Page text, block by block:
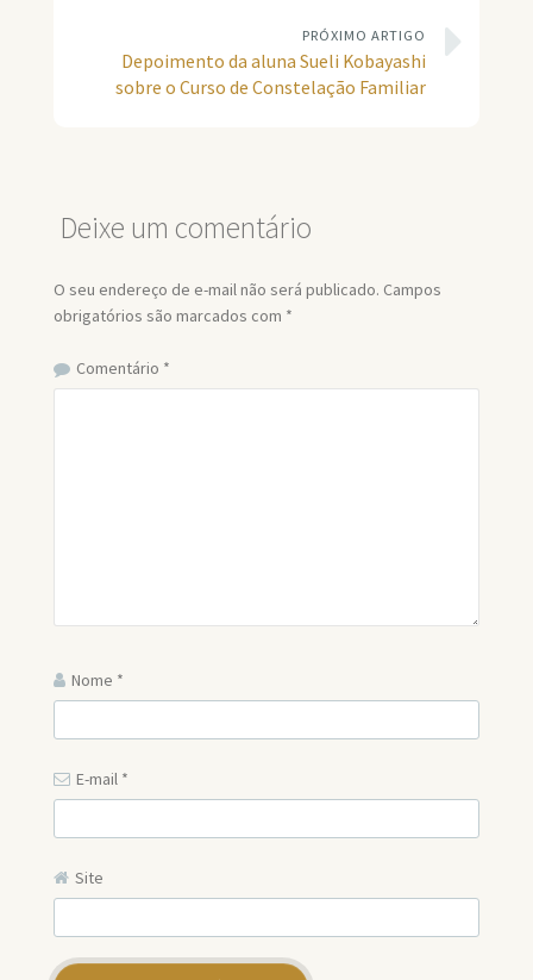
PRÓXIMO ARTIGO
Depoimento da aluna Sueli Kobayashi
sobre o Curso de Constelação Familiar
Deixe um comentário
O seu endereço de e-mail não será publicado. Campos
obrigatórios são marcados com *
Comentário *
Nome *
E-mail *
Site